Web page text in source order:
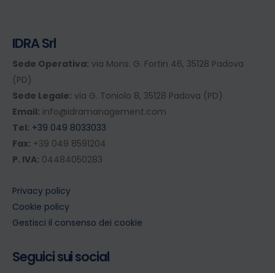
IDRA Srl
Sede Operativa: via Mons. G. Fortin 46, 35128 Padova
(PD)
Sede Legale: via G. Toniolo 8, 35128 Padova (PD)
Email: info@idramanagement.com
Tel: +39 049 8033033
Fax: +39 049 8591204
P. IVA: 04484050283
Privacy policy
Cookie policy
Gestisci il consenso dei cookie
Seguici sui social